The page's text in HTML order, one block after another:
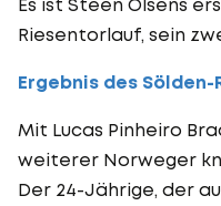
Riesentorlauf, sein
Ergebnis des Sölden-
Mit Lucas Pinheiro
weiterer Norweger
Der 24-Jährige, der